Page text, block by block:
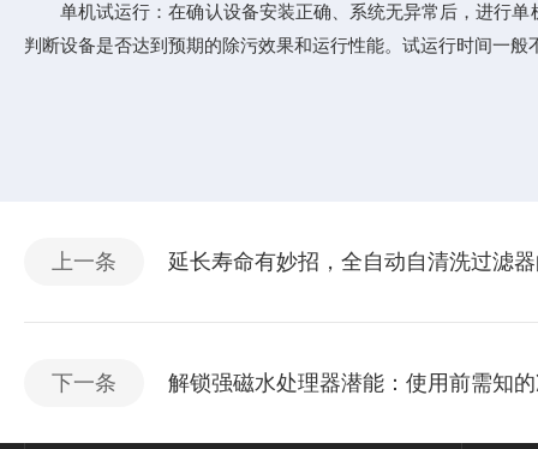
单机试运行：在确认设备安装正确、系统无异常后，进行单
判断设备是否达到预期的除污效果和运行性能。试运行时间一
上一条 延长寿命有妙招，全自动自清洗过滤
下一条 解锁强磁水处理器潜能：使用前需知